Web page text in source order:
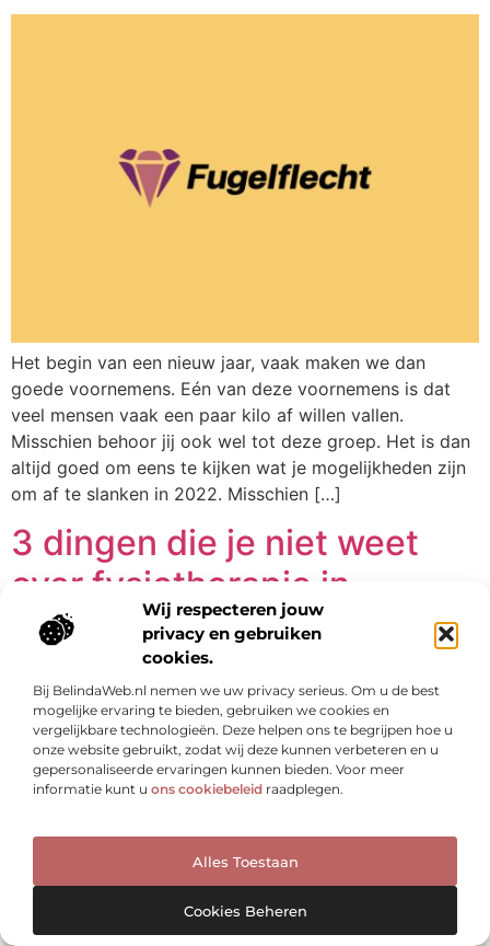
Wij respecteren jouw
privacy en gebruiken
cookies.
Bij BelindaWeb.nl nemen we uw privacy serieus. Om u de best
mogelijke ervaring te bieden, gebruiken we cookies en
vergelijkbare technologieën. Deze helpen ons te begrijpen hoe u
onze website gebruikt, zodat wij deze kunnen verbeteren en u
gepersonaliseerde ervaringen kunnen bieden. Voor meer
informatie kunt u ons cookiebeleid raadplegen.
Alles Toestaan
Cookies Beheren
Het begin van een nieuw jaar, vaak maken we dan
goede voornemens. Eén van deze voornemens is dat
veel mensen vaak een paar kilo af willen vallen.
Misschien behoor jij ook wel tot deze groep. Het is dan
altijd goed om eens te kijken wat je mogelijkheden zijn
om af te slanken in 2022. Misschien […]
3 dingen die je niet weet
over fysiotherapie in
Drunen